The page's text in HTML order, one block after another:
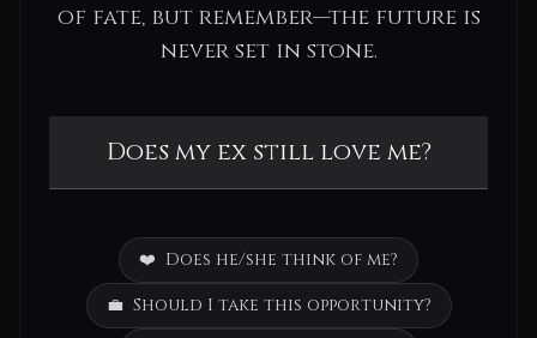
of fate, but remember—the future is
never set in stone.
❤️ Does he/she think of me?
💼 Should I take this opportunity?